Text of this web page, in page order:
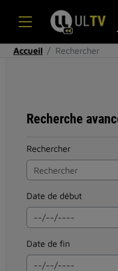
Accueil Rechercher
Recherche
Rechercher
Date de début
Date de fin